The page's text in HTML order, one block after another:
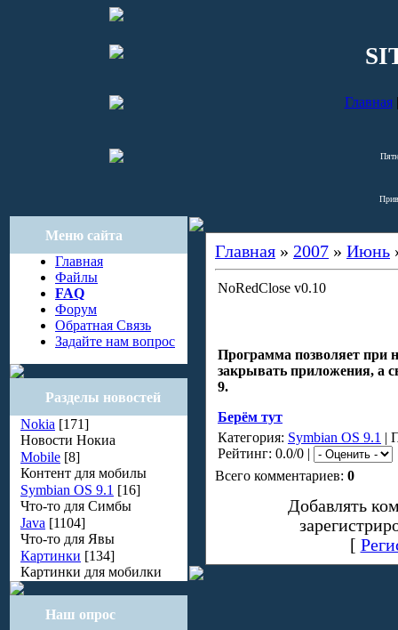
Главная
Меню сайта
Главная
Файлы
FAQ
Форум
Обратная Связь
Задайте нам вопрос
Разделы новостей
Nokia [171]
Новости Нокиа
Mobile [8]
Контент для мобилы
Symbian OS 9.1 [16]
Что-то для Симбы
Java [1104]
Что-то для Явы
Картинки [134]
Картинки для мобилки
Наш опрос
Главная » 2007 » Июнь
NoRedClose v0.10
Программа позволяет при
закрывать приложения, а
9.
Берём тут
Категория: Symbian OS 9.1 |
Рейтинг: 0.0/0 |
Всего комментариев: 0
Добавлять
[